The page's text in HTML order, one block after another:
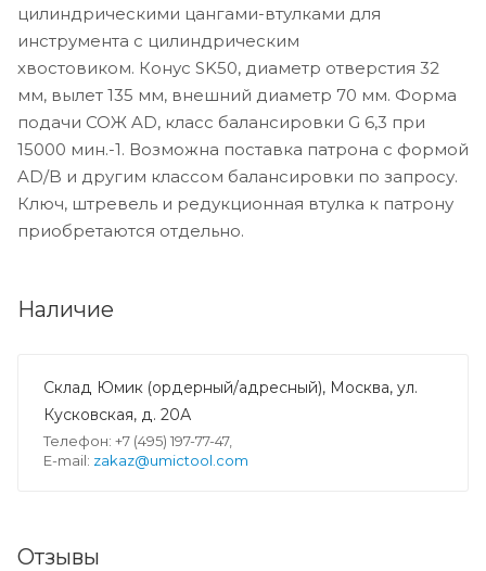
цилиндрическими цангами-втулками для
инструмента с цилиндрическим
хвостовиком. Конус SK50, диаметр отверстия 32
мм, вылет 135 мм, внешний диаметр 70 мм. Форма
подачи СОЖ AD, класс балансировки G 6,3 при
15000 мин.-1. Возможна поставка патрона с формой
AD/B и другим классом балансировки по запросу.
Ключ, штревель и редукционная втулка к патрону
приобретаются отдельно.
Наличие
Склад Юмик (ордерный/адресный), Москва, ул.
Кусковская, д. 20А
Телефон: +7 (495) 197-77-47,
E-mail: zakaz@umictool.com
Отзывы